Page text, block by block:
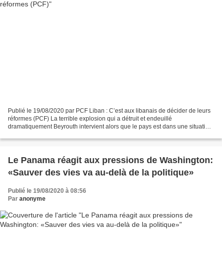
Publié le 19/08/2020 par PCF Liban : C’est aux libanais de décider de leurs
réformes (PCF) La terrible explosion qui a détruit et endeuillé
dramatiquement Beyrouth intervient alors que le pays est dans une situation
Le Panama réagit aux pressions de Washington:
«Sauver des vies va au-delà de la politique»
Publié le 19/08/2020 à 08:56
Par anonyme